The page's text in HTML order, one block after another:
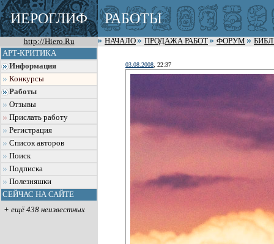
ИЕРОГЛИФ РАБОТЫ
http://Hiero.Ru НАЧАЛО ПРОДАЖА РАБОТ ФОРУМ
АРТ-КРИТИКА
Информация
Конкурсы
Работы
Отзывы
Прислать работу
Регистрация
Список авторов
Поиск
Подписка
Полезняшки
СЕЙЧАС НА САЙТЕ
+ ещё 438 неизвестных
03.08.2008 , 22:37